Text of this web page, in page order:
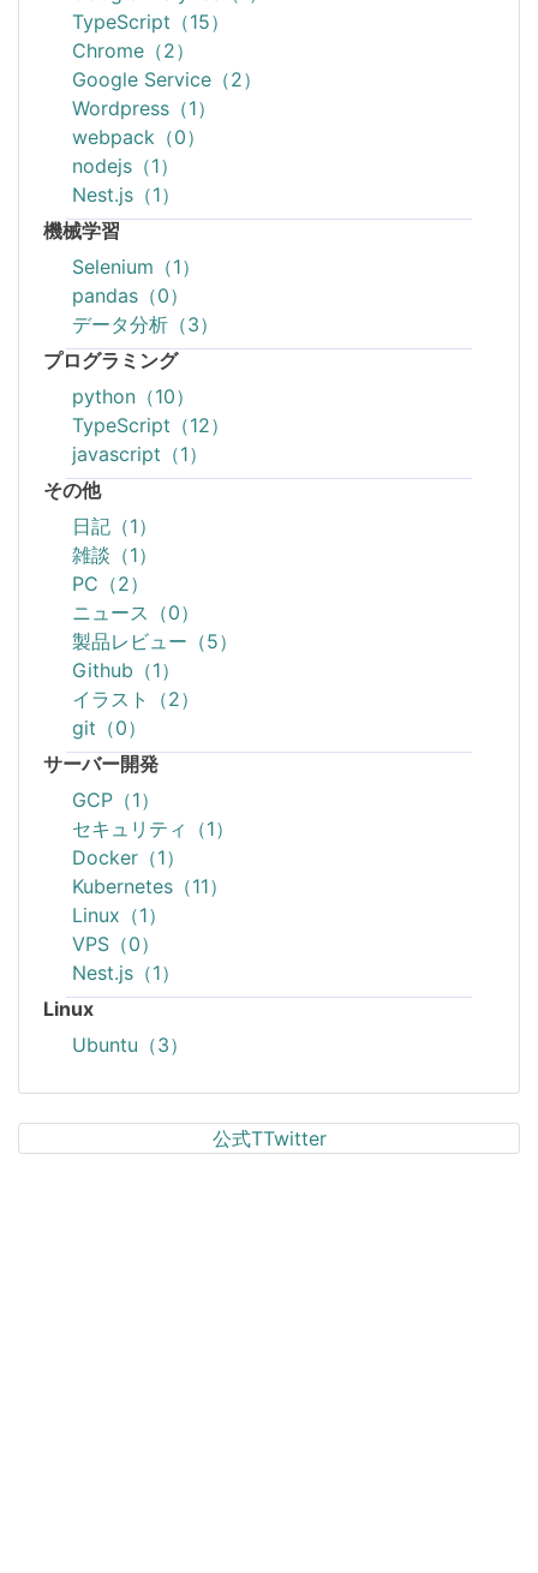
TypeScript（15）
Chrome（2）
Google Service（2）
Wordpress（1）
webpack（0）
nodejs（1）
Nest.js（1）
機械学習
Selenium（1）
pandas（0）
データ分析（3）
プログラミング
python（10）
TypeScript（12）
javascript（1）
その他
日記（1）
雑談（1）
PC（2）
ニュース（0）
製品レビュー（5）
Github（1）
イラスト（2）
git（0）
サーバー開発
GCP（1）
セキュリティ（1）
Docker（1）
Kubernetes（11）
Linux（1）
VPS（0）
Nest.js（1）
Linux
Ubuntu（3）
公式TTwitter